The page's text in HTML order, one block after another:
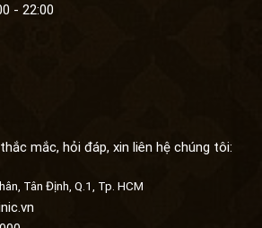
- 22:00
mắc, hỏi đáp, xin liên hệ chúng tôi:
Tân Định, Q.1, Tp. HCM